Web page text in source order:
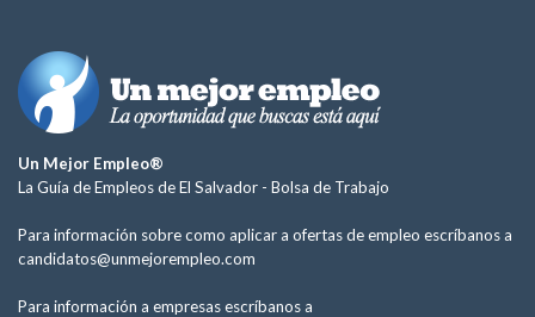
Un Mejor Empleo®
La Guía de Empleos de El Salvador - Bolsa de Trabajo
Para información sobre como aplicar a ofertas de empleo escríbanos a
candidatos@unmejorempleo.com
Para información a empresas escríbanos a